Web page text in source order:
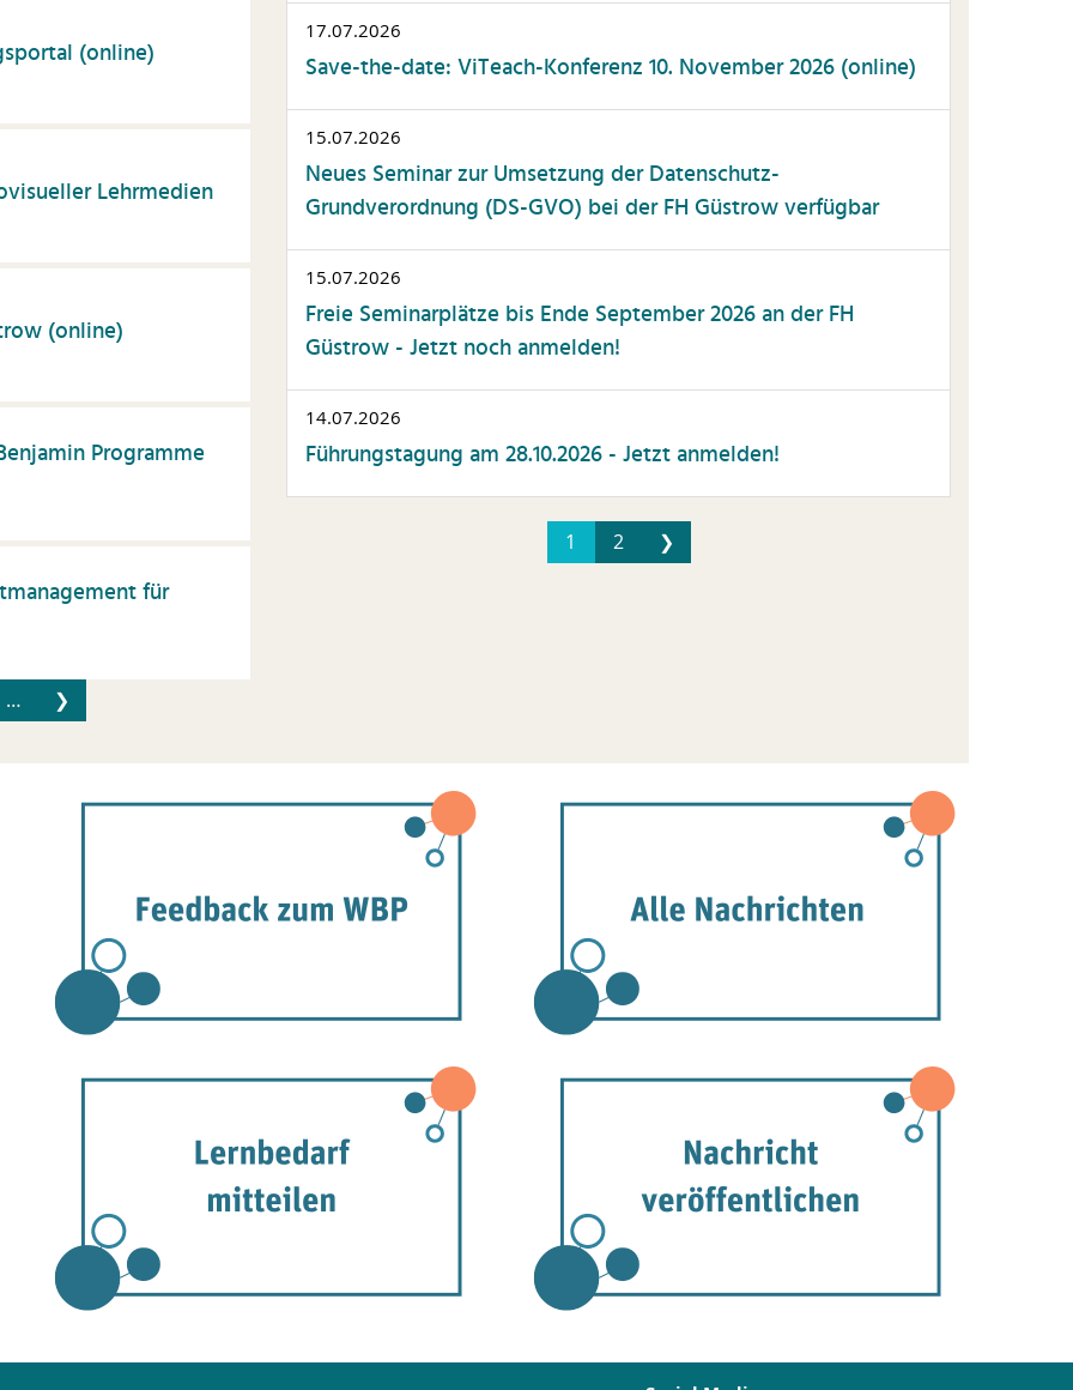
(online)
Lehrmedien
(online)
Programme
für
… ❯
17.07.2026
Save-the-date: ViTeach-Konferenz 10. November 2026 (online)
15.07.2026
Neues Seminar zur Umsetzung der Datenschutz-
Grundverordnung (DS-GVO) bei der FH Güstrow verfügbar
15.07.2026
Freie Seminarplätze bis Ende September 2026 an der FH
Güstrow - Jetzt noch anmelden!
14.07.2026
Führungstagung am 28.10.2026 - Jetzt anmelden!
1 2 ❯